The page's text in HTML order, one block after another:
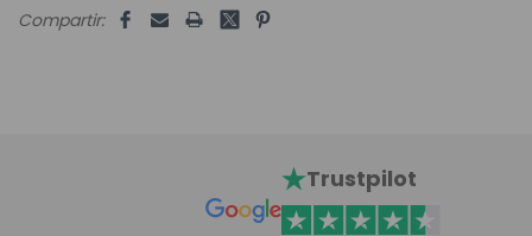
Compartir:
Trustpilot